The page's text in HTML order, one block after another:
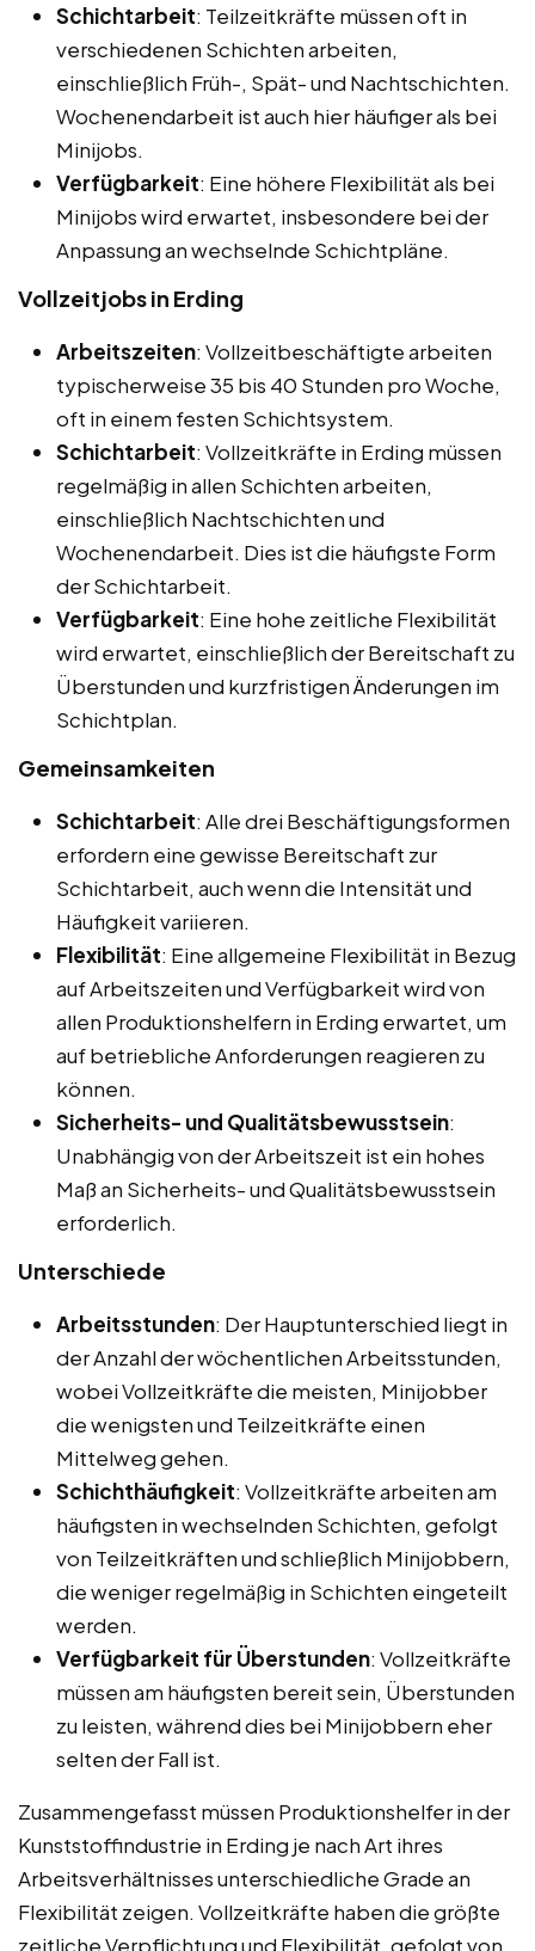
Schichtarbeit: Teilzeitkräfte müssen oft in
verschiedenen Schichten arbeiten,
einschließlich Früh-, Spät- und Nachtschichten.
Wochenendarbeit ist auch hier häufiger als bei
Minijobs.
Verfügbarkeit: Eine höhere Flexibilität als bei
Minijobs wird erwartet, insbesondere bei der
Anpassung an wechselnde Schichtpläne.
Vollzeitjobs in Erding
Arbeitszeiten: Vollzeitbeschäftigte arbeiten
typischerweise 35 bis 40 Stunden pro Woche,
oft in einem festen Schichtsystem.
Schichtarbeit: Vollzeitkräfte in Erding müssen
regelmäßig in allen Schichten arbeiten,
einschließlich Nachtschichten und
Wochenendarbeit. Dies ist die häufigste Form
der Schichtarbeit.
Verfügbarkeit: Eine hohe zeitliche Flexibilität
wird erwartet, einschließlich der Bereitschaft zu
Überstunden und kurzfristigen Änderungen im
Schichtplan.
Gemeinsamkeiten
Schichtarbeit: Alle drei Beschäftigungsformen
erfordern eine gewisse Bereitschaft zur
Schichtarbeit, auch wenn die Intensität und
Häufigkeit variieren.
Flexibilität: Eine allgemeine Flexibilität in Bezug
auf Arbeitszeiten und Verfügbarkeit wird von
allen Produktionshelfern in Erding erwartet, um
auf betriebliche Anforderungen reagieren zu
können.
Sicherheits- und Qualitätsbewusstsein:
Unabhängig von der Arbeitszeit ist ein hohes
Maß an Sicherheits- und Qualitätsbewusstsein
erforderlich.
Unterschiede
Arbeitsstunden: Der Hauptunterschied liegt in
der Anzahl der wöchentlichen Arbeitsstunden,
wobei Vollzeitkräfte die meisten, Minijobber
die wenigsten und Teilzeitkräfte einen
Mittelweg gehen.
Schichthäufigkeit: Vollzeitkräfte arbeiten am
häufigsten in wechselnden Schichten, gefolgt
von Teilzeitkräften und schließlich Minijobbern,
die weniger regelmäßig in Schichten eingeteilt
werden.
Verfügbarkeit für Überstunden: Vollzeitkräfte
müssen am häufigsten bereit sein, Überstunden
zu leisten, während dies bei Minijobbern eher
selten der Fall ist.
Zusammengefasst müssen Produktionshelfer in der
Kunststoffindustrie in Erding je nach Art ihres
Arbeitsverhältnisses unterschiedliche Grade an
Flexibilität zeigen. Vollzeitkräfte haben die größte
zeitliche Verpflichtung und Flexibilität, gefolgt von